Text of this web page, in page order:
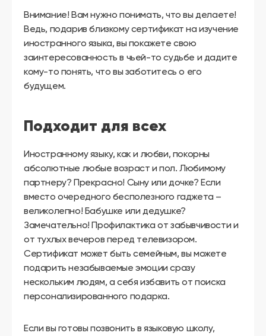
Внимание! Вам нужно понимать, что вы делаете!
Ведь, подарив близкому сертификат на изучение
иностранного языка, вы покажете свою
заинтересованность в чьей-то судьбе и дадите
кому-то понять, что вы заботитесь о его
будущем.
Подходит для всех
Иностранному языку, как и любви, покорны
абсолютные любые возраст и пол. Любимому
партнеру? Прекрасно! Сыну или дочке? Если
вместо очередного бесполезного гаджета –
великолепно! Бабушке или дедушке?
Замечательно! Профилактика от забывчивости и
от тухлых вечеров перед телевизором.
Сертификат может быть семейным, вы можете
подарить незабываемые эмоции сразу
нескольким людям, а себя избавить от поиска
персонализированного подарка.
Если вы готовы позвонить в языковую школу,